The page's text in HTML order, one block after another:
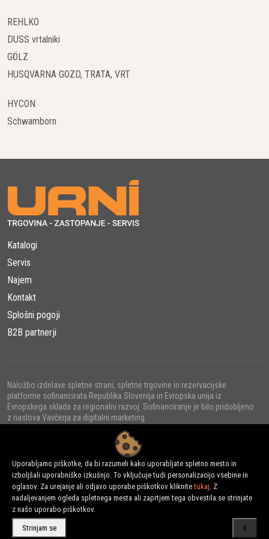
Uporabljamo piškotke, da bi razumeli kako uporabljate spletno mesto in
izboljšali uporabniško izkušnjo. To vključuje tudi personalizacijo vsebine in
oglasov. Za urejanje ali odjavo uporabe piškotkov kliknitetukaj. Z
nadaljevanjem ogleda spletnega mesta ali zaprtjem tega obvestila se strinjate
z našo uporabo piškotkov.
Strinjam se X
REHLKO
DUSS vrtalniki
GÖLZ
HUSQVARNA GOZD, TRATA, VRT
HYCON
Schwamborn
Katalogi
Servis
Najem
Kontakt
Splošni pogoji
B2B partnerji
Naložbo izdelave spletne strani, spletne trgovine in rezervacijske
platforme sofinancirata Republika Slovenija in Evropska unija iz
Evropskega sklada za regionalni razvoj. Sofinanciranje je bilo pridobljeno
z naslova Vavčerja za digitalni marketing.
© 2022 - URNI d.o.o., Vse pravice pridržane.